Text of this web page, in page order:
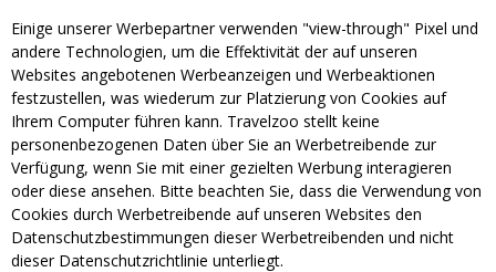
Einige unserer Werbepartner verwenden "view-through" Pixel und
andere Technologien, um die Effektivität der auf unseren
Websites angebotenen Werbeanzeigen und Werbeaktionen
festzustellen, was wiederum zur Platzierung von Cookies auf
Ihrem Computer führen kann. Travelzoo stellt keine
personenbezogenen Daten über Sie an Werbetreibende zur
Verfügung, wenn Sie mit einer gezielten Werbung interagieren
oder diese ansehen. Bitte beachten Sie, dass die Verwendung von
Cookies durch Werbetreibende auf unseren Websites den
Datenschutzbestimmungen dieser Werbetreibenden und nicht
dieser Datenschutzrichtlinie unterliegt.